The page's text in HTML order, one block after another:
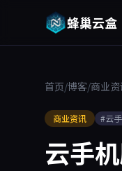
蜂巢云盒
首页/博客/商业
商业资讯 #云
云手